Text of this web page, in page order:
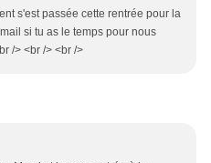
s'est passée cette rentrée pour la
si tu as le temps pour nous
/> <br /> <br />